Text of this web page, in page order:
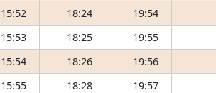
15:52 18:24 19:54
15:53 18:25 19:55
15:54 18:26 19:56
15:55 18:28 19:57